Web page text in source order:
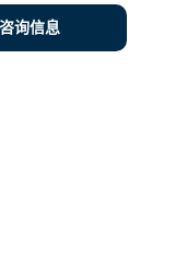
询信息